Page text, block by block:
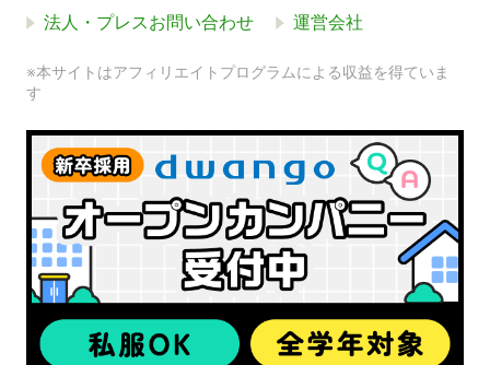
法人・プレスお問い合わせ 運営会社
※本サイトはアフィリエイトプログラムによる収益を得ていま
す